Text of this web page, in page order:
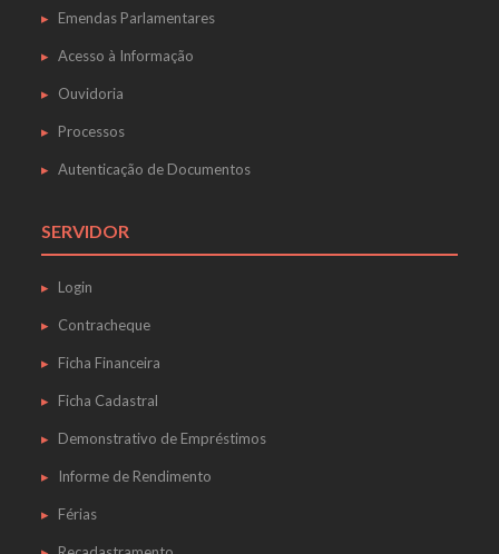
Emendas Parlamentares
Acesso à Informação
Ouvidoria
Processos
Autenticação de Documentos
SERVIDOR
Login
Contracheque
Ficha Financeira
Ficha Cadastral
Demonstrativo de Empréstimos
Informe de Rendimento
Férias